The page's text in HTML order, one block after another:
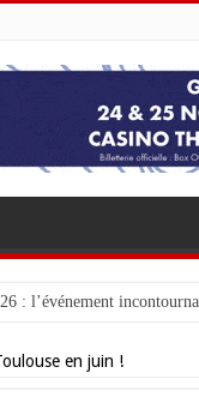
: l’événement
en juin !